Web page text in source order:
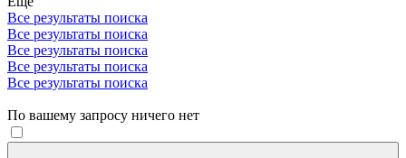
Все результаты поиска
Все результаты поиска
Все результаты поиска
Все результаты поиска
Все результаты поиска
По вашему запросу ничего нет